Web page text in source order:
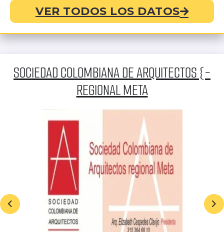
VER TODOS LOS DATOS
SOCIEDAD COLOMBIANA DE ARQUITECTOS {-
REGIONAL META